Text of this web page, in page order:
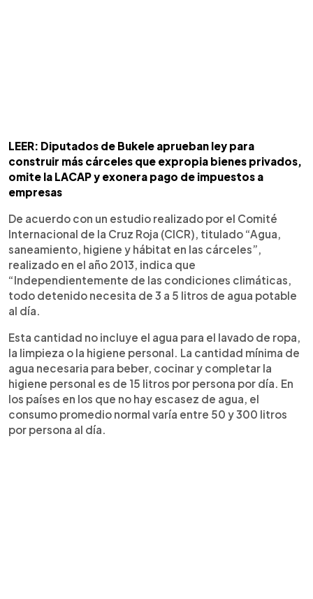
LEER: Diputados de Bukele aprueban ley para
construir más cárceles que expropia bienes privados,
omite la LACAP y exonera pago de impuestos a
empresas
De acuerdo con un estudio realizado por el Comité
Internacional de la Cruz Roja (CICR), titulado “Agua,
saneamiento, higiene y hábitat en las cárceles”,
realizado en el año 2013, indica que
“Independientemente de las condiciones climáticas,
todo detenido necesita de 3 a 5 litros de agua potable
al día.
Esta cantidad no incluye el agua para el lavado de ropa,
la limpieza o la higiene personal. La cantidad mínima de
agua necesaria para beber, cocinar y completar la
higiene personal es de 15 litros por persona por día. En
los países en los que no hay escasez de agua, el
consumo promedio normal varía entre 50 y 300 litros
por persona al día.